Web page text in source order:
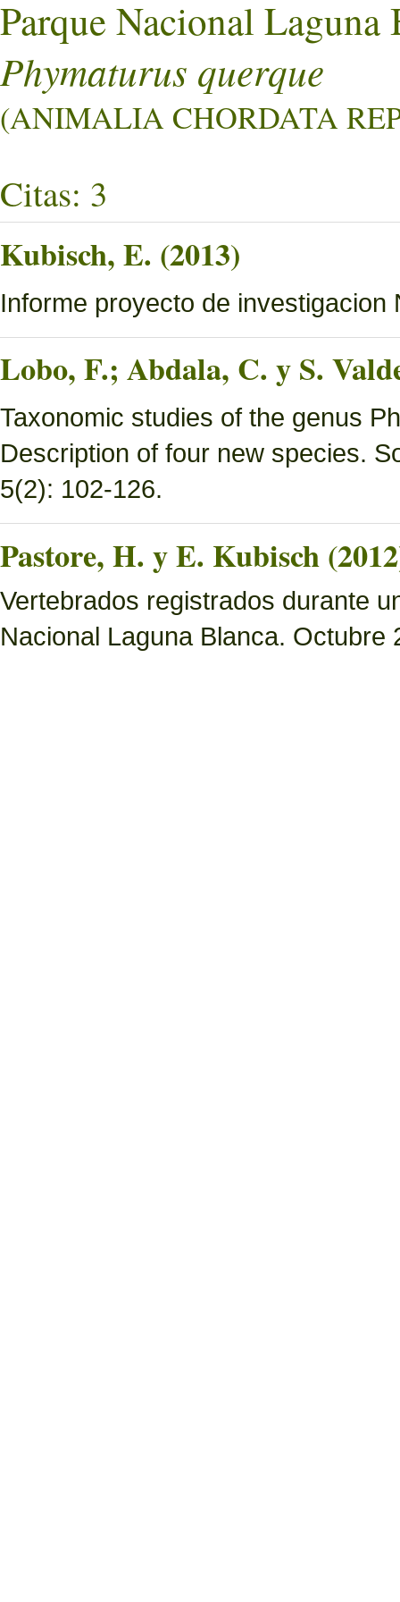
Parque Nacional Laguna
Phymaturus querque
(ANIMALIA CHORDATA
Citas: 3
Kubisch, E. (2013)
Informe proyecto de
Lobo, F.; Abdala, C. y S.
Taxonomic studies of the genus
Description of four new species.
5(2): 102-126.
Pastore, H. y E. Kubisch
Vertebrados registrados durante
Nacional Laguna Blanca. Octubre